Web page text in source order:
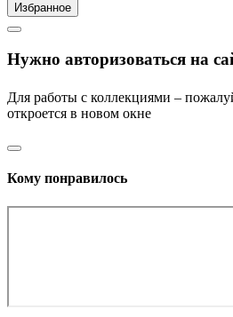
Избранное
Нужно авторизоваться на
Для работы с коллекциями –
откроется в новом окне
Кому понравилось